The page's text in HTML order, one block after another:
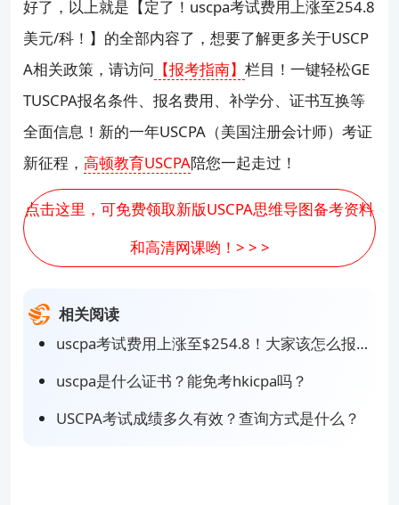
好了，以上就是【定了！uscpa考试费用上涨至254.8
美元/科！】的全部内容了，想要了解更多关于USCP
A相关政策，请访问 【报考指南】栏目！一键轻松GE
TUSCPA报名条件、报名费用、补学分、证书互换等
全面信息！新的一年USCPA（美国注册会计师）考证
新征程，高顿教育USCPA陪您一起走过！
点击这里，可免费领取新版USCPA思维导图备考资料
和高清网课哟！> > >
相关阅读
uscpa考试费用上涨至$254.8！大家该怎么报名？
uscpa是什么证书？能免考hkicpa吗？
USCPA考试成绩多久有效？查询方式是什么？